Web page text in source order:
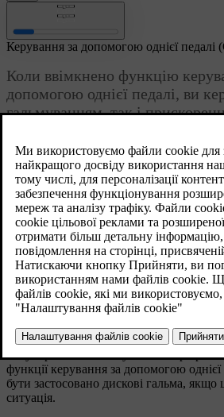
Оновлено 04.04.2025
Керування за допомогою однієї педалі
Коли ввімкнено функцію
допомогою однієї педалі, ви
гальмуванням, так і
Функція керування за допомогою
передачі B, яка також дозволяє
Коли працює функція керування за
спосіб гальмування змінюється через
акселератора. Коли ви натискаєте на
автомобіль розганяється, як зазвичай,
педалі вмикається гальмування. Чим
педаль, тим більше гальмівної дії
відпустивши педаль акселератора, ви
Рекуперативне гальмування є
функції керування за допомогою
бути застосовано дискові гальма, якщо
ситуація.